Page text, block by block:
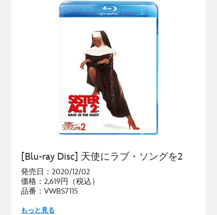
[Blu-ray Disc] 天使にラブ・ソングを2
発売日：2020/12/02
価格：2,619円（税込）
品番：VWBS7115
もっと見る